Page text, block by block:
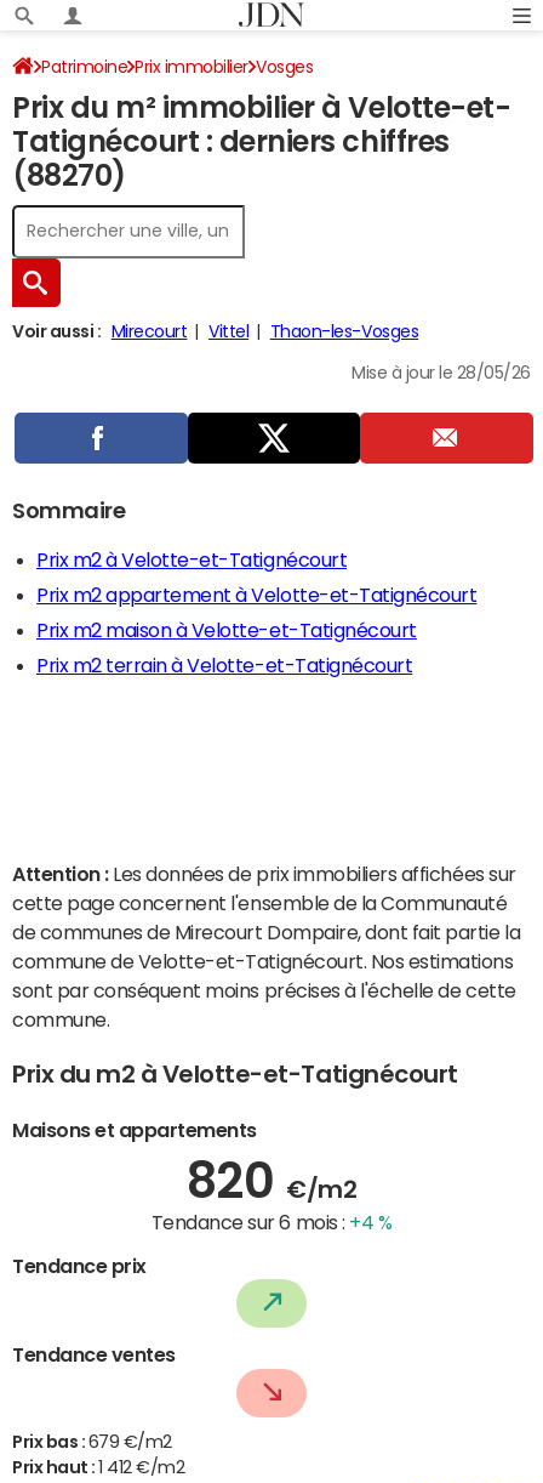
Patrimoine Prix immobilier Vosges
Velotte-et-Tatignécourt
Prix du m² immobilier à Velotte-et-
Tatignécourt : derniers chiffres
(88270)
Voir aussi : Mirecourt Vittel Thaon-les-Vosges
Mise à jour le 28/05/26
Sommaire
Prix m2 à Velotte-et-Tatignécourt
Prix m2 appartement à Velotte-et-Tatignécourt
Prix m2 maison à Velotte-et-Tatignécourt
Prix m2 terrain à Velotte-et-Tatignécourt
Attention : Les données de prix immobiliers affichées sur
cette page concernent l'ensemble de la Communauté
de communes de Mirecourt Dompaire, dont fait partie la
commune de Velotte-et-Tatignécourt. Nos estimations
sont par conséquent moins précises à l'échelle de cette
commune.
Prix du m2 à Velotte-et-Tatignécourt
Maisons et appartements
820 €/m2
Tendance sur 6 mois : +4 %
Tendance prix
Tendance ventes
Prix bas : 679 €/m2
Prix haut :
1 412 €/m2